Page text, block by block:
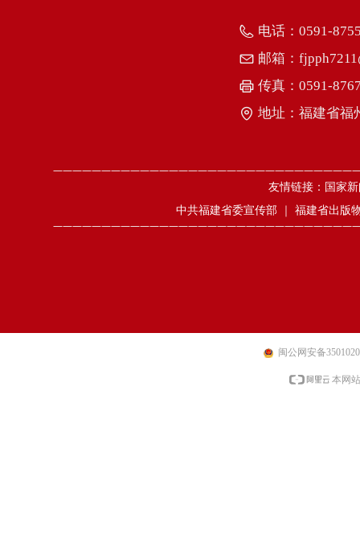
电话： 0591-
邮箱：
传真： 0591-
地址： 福建省福
友情链接： 国家
中共福建省委宣传部｜ 福建省出版
闽公网安备
本网